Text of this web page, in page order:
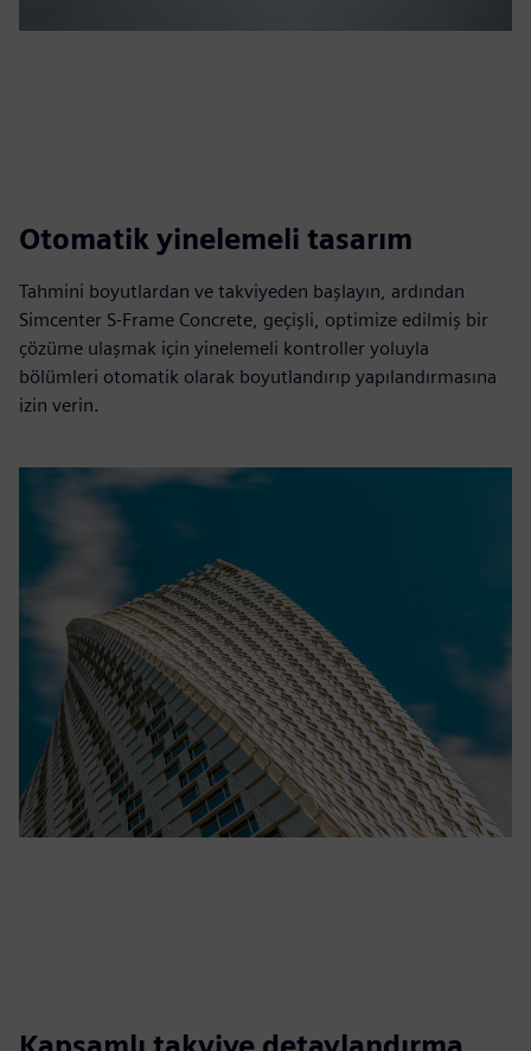
Otomatik yinelemeli tasarım
Tahmini boyutlardan ve takviyeden başlayın, ardından
Simcenter S-Frame Concrete, geçişli, optimize edilmiş bir
çözüme ulaşmak için yinelemeli kontroller yoluyla
bölümleri otomatik olarak boyutlandırıp yapılandırmasına
izin verin.